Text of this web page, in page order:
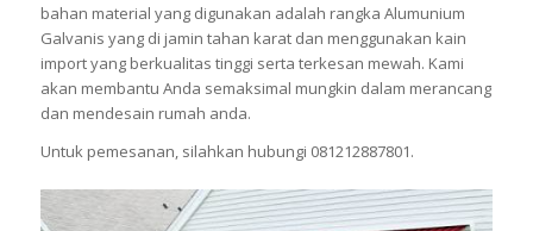
bahan material yang digunakan adalah rangka Alumunium
Galvanis yang di jamin tahan karat dan menggunakan kain
import yang berkualitas tinggi serta terkesan mewah. Kami
akan membantu Anda semaksimal mungkin dalam merancang
dan mendesain rumah anda.
Untuk pemesanan, silahkan hubungi 081212887801.